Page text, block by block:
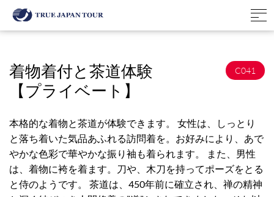
着物着付と茶道体験
【プライベート】
C041
本格的な着物と茶道が体験できます。 女性は、しっとり
と落ち着いた気品あふれる訪問着を。お好みにより、あで
やかな色彩で華やかな振り袖も着られます。 また、男性
は、着物に袴を着ます。刀や、木刀を持ってポーズをとる
と侍のようです。 茶道は、450年前に確立され、禅の精神